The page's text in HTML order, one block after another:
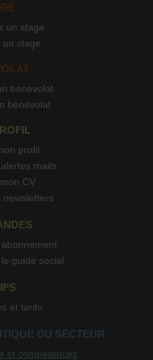
un stage
un stage
bénévolat
bénévolat
profil
mails
CV
newsletters
guide social
et tarifs
DU SECTEUR
et compétences